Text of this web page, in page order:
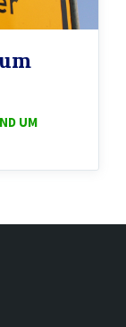
UM